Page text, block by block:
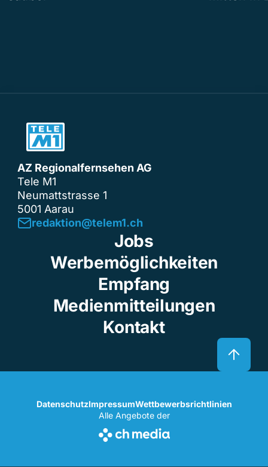
AZ Regionalfernsehen AG
Tele M1
Neumattstrasse 1
5001 Aarau
redaktion@telem1.ch
Jobs
Werbemöglichkeiten
Empfang
Medienmitteilungen
Kontakt
DatenschutzImpressumWettbewerbsrichtlinien
Alle Angebote der